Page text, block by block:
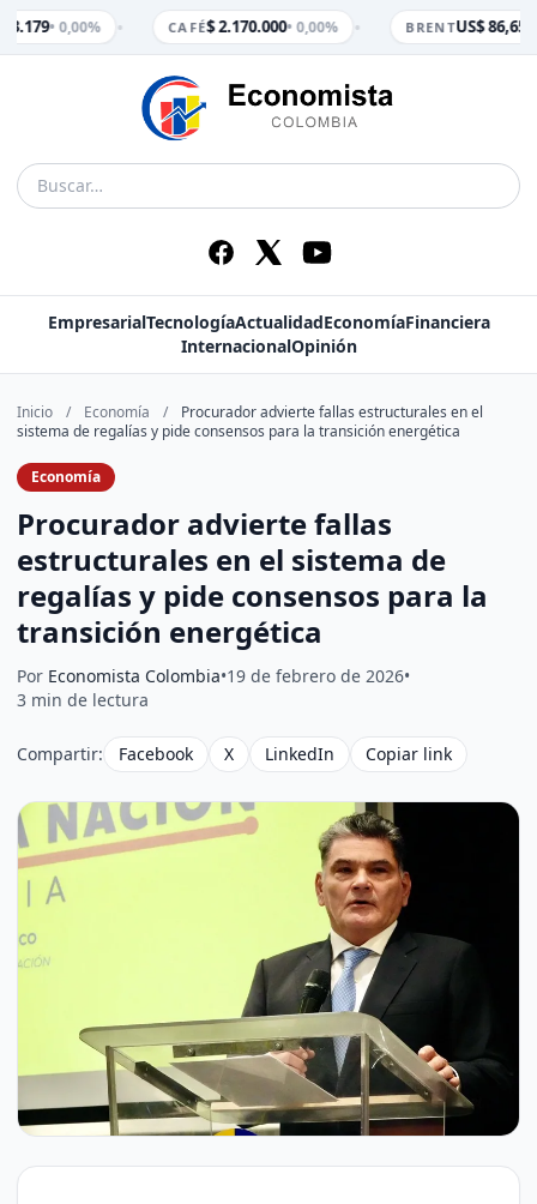
3.179• 0,00% CAFÉ$ 2.170.000• 0,00% BRENTUS$ 86,65•
EmpresarialTecnologíaActualidadEconomíaFinanciera
InternacionalOpinión
Inicio / Economía /
Procurador advierte fallas estructurales en el
sistema de regalías y pide consensos para la transición energética
Economía
Procurador advierte fallas
estructurales en el sistema de
regalías y pide consensos para la
transición energética
Por Economista Colombia•19 de febrero de 2026•
3 min de lectura
Compartir: Facebook X LinkedIn Copiar link